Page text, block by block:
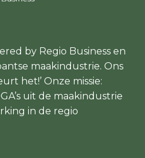
by Regio Business en
maakindustrie. Ons
het!’ Onze missie:
uit de maakindustrie
in de regio